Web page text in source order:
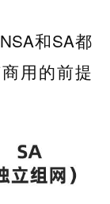
和SA都
用的前提